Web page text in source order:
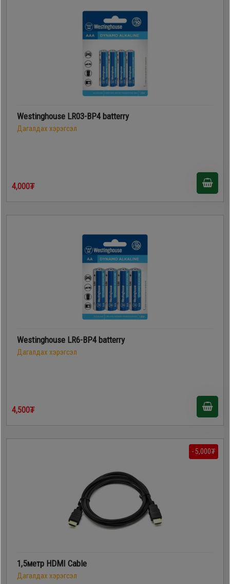
Westinghouse LR03-BP4 batterry
Дагалдах хэрэгсэл
4,000₮
Westinghouse LR6-BP4 batterry
Дагалдах хэрэгсэл
4,500₮
- 5,000₮
1,5метр HDMI Cable
Дагалдах хэрэгсэл